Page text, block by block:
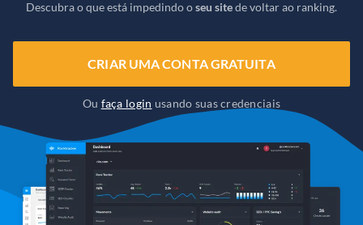
Descubra o que está impedindo oseu sitede voltar ao ranking.
CRIAR UMA CONTA GRATUITA
Ou faça login usando suas credenciais